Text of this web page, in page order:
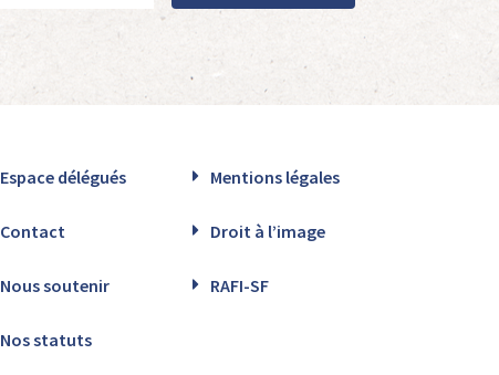
Espace délégués Mentions légales
Contact Droit à l’image
Nous soutenir RAFI-SF
Nos statuts